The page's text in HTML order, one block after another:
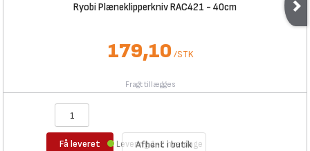
Ryobi Plæneklipperkniv RAC421 - 40cm
179,10 /STK
Fragt tillægges
Få leveret Afhent i butik
Levering 1-2 hverdage